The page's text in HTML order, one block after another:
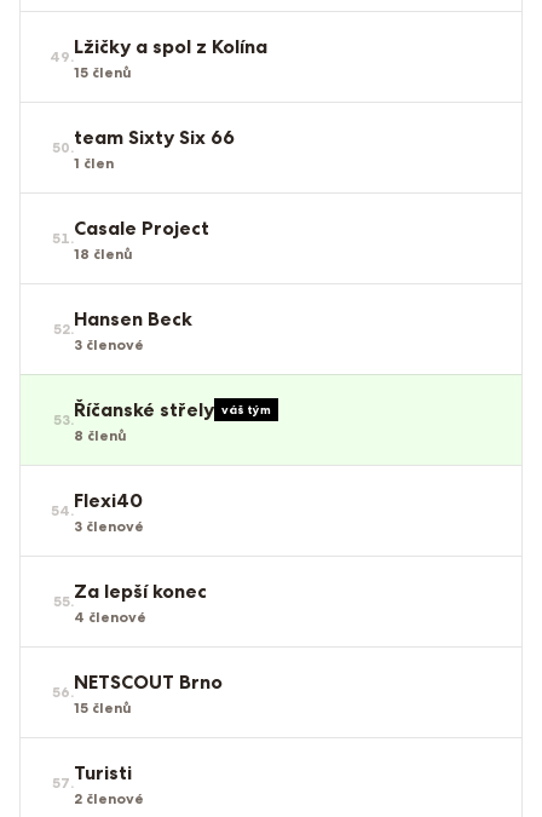
49.Lžičky a spol z Kolína
15 členů
50.team Sixty Six 66
1 člen
51.Casale Project
18 členů
52.Hansen Beck
3 členové
53.Říčanské střely váš tým
8 členů
54.Flexi40
3 členové
55.Za lepší konec
4 členové
56.NETSCOUT Brno
15 členů
57.Turisti
2 členové